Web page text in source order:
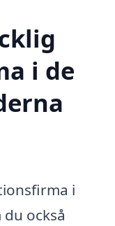
i de
i
också